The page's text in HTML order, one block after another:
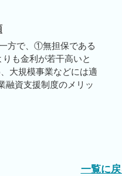
方で、①無担保である
も金利が若干高いと
大規模事業などには適
融資支援制度のメリッ
一覧に